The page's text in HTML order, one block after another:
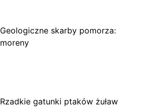
Geologiczne skarby pomorza:
moreny
Rzadkie gatunki ptaków żuław